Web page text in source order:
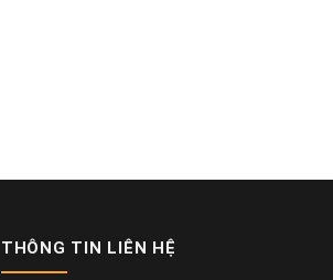
THÔNG TIN LIÊN HỆ